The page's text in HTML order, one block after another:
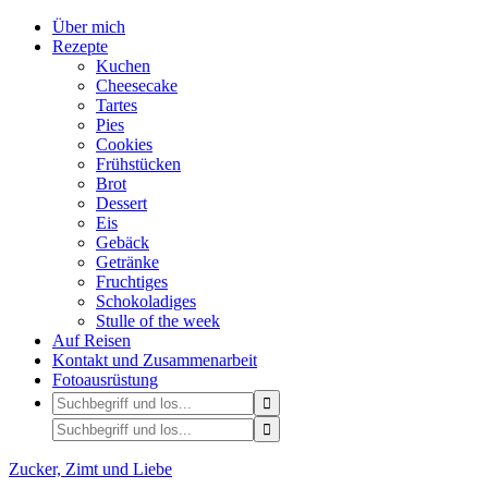
Über mich
Rezepte
Kuchen
Cheesecake
Tartes
Pies
Cookies
Frühstücken
Brot
Dessert
Eis
Gebäck
Getränke
Fruchtiges
Schokoladiges
Stulle of the week
Auf Reisen
Kontakt und Zusammenarbeit
Fotoausrüstung
Zucker, Zimt und Liebe